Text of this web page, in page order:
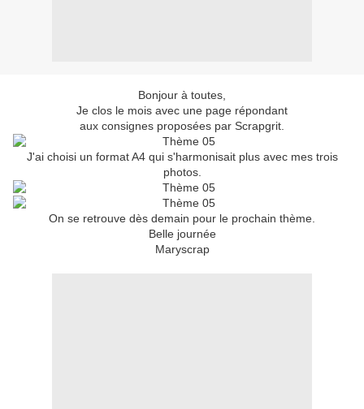
Bonjour à toutes,
Je clos le mois avec une page répondant
aux consignes proposées par Scrapgrit.
J'ai choisi un format A4 qui s'harmonisait plus avec mes trois
photos.
On se retrouve dès demain pour le prochain thème.
Belle journée
Maryscrap